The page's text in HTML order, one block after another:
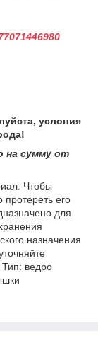
условия
на сумму от
Чтобы
протереть его
для
назначения
Тип: ведро